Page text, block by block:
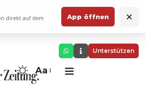
direkt auf dem
App öffnen ×
Unterstützen
Aa